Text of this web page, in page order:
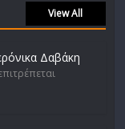
View All
Δαβάκη